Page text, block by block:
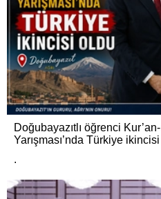
Doğubayazıtlı öğrenci
Yarışması’nda Türkiye
.